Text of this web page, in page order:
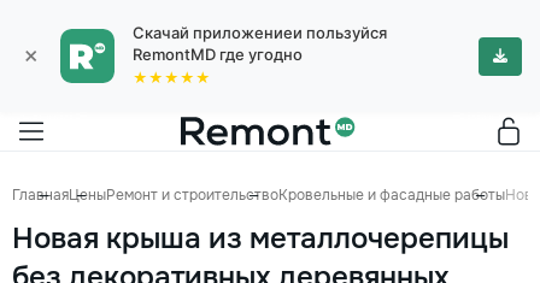
×
Скачай приложениеи пользуйся
RemontMD где угодно
★★★★★
ГлавнаяЦеныРемонт и строительствоКровельные и фасадные работы
Новая крыша из металлочерепицы